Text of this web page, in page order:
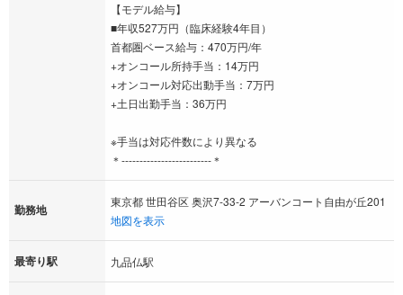
【モデル給与】
■年収527万円（臨床経験4年目）
首都圏ベース給与：470万円/年
+オンコール所持手当：14万円
+オンコール対応出動手当：7万円
+土日出勤手当：36万円
※手当は対応件数により異なる
＊-------------------------＊
勤務地
東京都 世田谷区 奥沢7-33-2 アーバンコート自由が丘201
地図を表示
最寄り駅 九品仏駅